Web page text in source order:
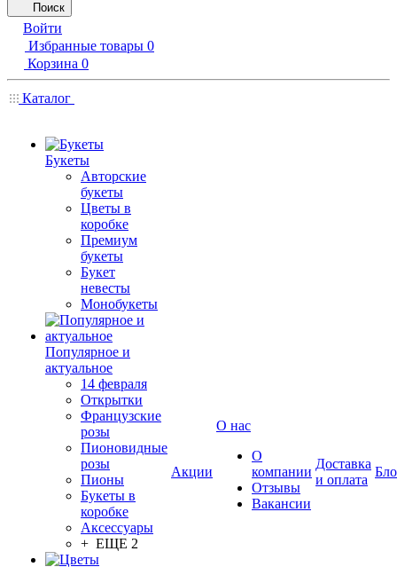
Поиск
Войти
Избранные товары 0
Корзина 0
Каталог
Букеты
Авторские
букеты
Цветы в
коробке
Премиум
букеты
Букет
невесты
Монобукеты
Популярное и
актуальное
14 февраля
Открытки
Французские
розы
Пионовидные
розы
Пионы
Букеты в
коробке
Аксессуары
+ ЕЩЕ 2
Акции
О нас
О
компании
Отзывы
Вакансии
Доставка
и оплата